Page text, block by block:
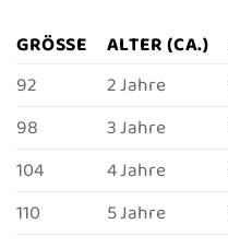
GRÖSSE ALTER (CA.)
92
2 Jahre
98
3 Jahre
104
4 Jahre
110
5 Jahre